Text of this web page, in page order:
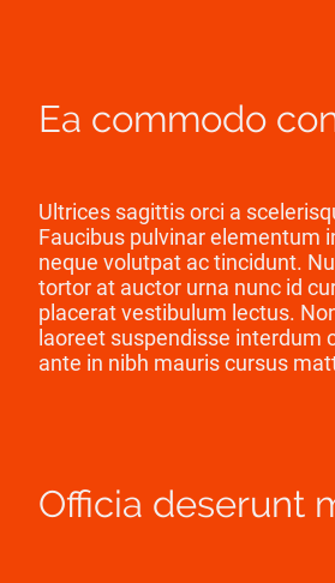
Ea commodo
Ultrices sagittis orci a
Faucibus pulvinar elementum
neque volutpat ac tincidunt.
tortor at auctor urna nunc id
placerat vestibulum lectus.
laoreet suspendisse interdum
ante in nibh mauris cursus
Officia deserunt